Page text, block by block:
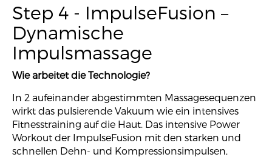
Step 4 - ImpulseFusion –
Dynamische
Impulsmassage
Wie arbeitet die Technologie?
In 2 aufeinander abgestimmten Massagesequenzen
wirkt das pulsierende Vakuum wie ein intensives
Fitnesstraining auf die Haut. Das intensive Power
Workout der ImpulseFusion mit den starken und
schnellen Dehn- und Kompressionsimpulsen,